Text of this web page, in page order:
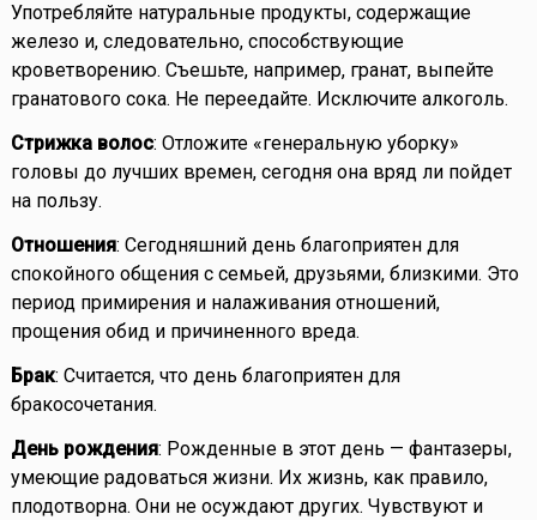
Употребляйте натуральные продукты, содержащие
железо и, следовательно, способствующие
кроветворению. Съешьте, например, гранат, выпейте
гранатового сока. Не переедайте. Исключите алкоголь.
Стрижка волос: Отложите «генеральную уборку»
головы до лучших времен, сегодня она вряд ли пойдет
на пользу.
Отношения: Сегодняшний день благоприятен для
спокойного общения с семьей, друзьями, близкими. Это
период примирения и налаживания отношений,
прощения обид и причиненного вреда.
Брак: Считается, что день благоприятен для
бракосочетания.
День рождения: Рожденные в этот день — фантазеры,
умеющие радоваться жизни. Их жизнь, как правило,
плодотворна. Они не осуждают других. Чувствуют и